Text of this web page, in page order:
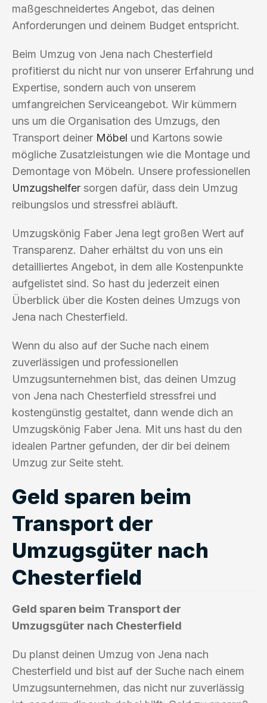
maßgeschneidertes Angebot, das deinen
Anforderungen und deinem Budget entspricht.
Beim Umzug von Jena nach Chesterfield
profitierst du nicht nur von unserer Erfahrung und
Expertise, sondern auch von unserem
umfangreichen Serviceangebot. Wir kümmern
uns um die Organisation des Umzugs, den
Transport deiner Möbel und Kartons sowie
mögliche Zusatzleistungen wie die Montage und
Demontage von Möbeln. Unsere professionellen
Umzugshelfer sorgen dafür, dass dein Umzug
reibungslos und stressfrei abläuft.
Umzugskönig Faber Jena legt großen Wert auf
Transparenz. Daher erhältst du von uns ein
detailliertes Angebot, in dem alle Kostenpunkte
aufgelistet sind. So hast du jederzeit einen
Überblick über die Kosten deines Umzugs von
Jena nach Chesterfield.
Wenn du also auf der Suche nach einem
zuverlässigen und professionellen
Umzugsunternehmen bist, das deinen Umzug
von Jena nach Chesterfield stressfrei und
kostengünstig gestaltet, dann wende dich an
Umzugskönig Faber Jena. Mit uns hast du den
idealen Partner gefunden, der dir bei deinem
Umzug zur Seite steht.
Geld sparen beim
Transport der
Umzugsgüter nach
Chesterfield
Geld sparen beim Transport der
Umzugsgüter nach Chesterfield
Du planst deinen Umzug von Jena nach
Chesterfield und bist auf der Suche nach einem
Umzugsunternehmen, das nicht nur zuverlässig